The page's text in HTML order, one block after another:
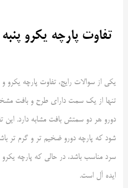
تفاوت پارچه یکرو پنبه
یکی از سوالات رایج، تفاوت پارچه یکرو
تنها از یک سمت دارای طرح و بافت
دورو هر دو سمتش بافت مشابه دارد. این
شود که پارچه دورو ضخیم تر و گرم تر
سرد مناسب باشد، در حالی که پارچه
ایده آل است.